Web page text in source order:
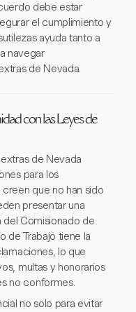
debe estar
el cumplimiento y
ayuda tanto a
navegar
de Nevada.
con las Leyes de
de Nevada
para los
que no han sido
presentar una
del Comisionado de
de Trabajo tiene la
lo que
multas y honorarios
no conformes.
no solo para evitar